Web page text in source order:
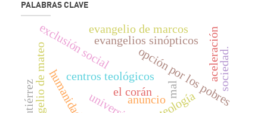
PALABRAS CLAVE
teología
centros teológicos
humanidades opción por los pobres
exclusión socialevangelios sinópticos
evangelio de mateo
evangelio de marcos
anuncio
aceleración
mal
el corán
sociedad.